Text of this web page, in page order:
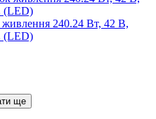
240.24 Вт, 42 В,
(LED)
ще